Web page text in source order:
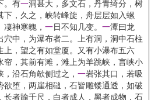
。有一洞甚大，多文石，丹青绮分，树
，久之，峡转峰旋，舟层层如入螺
神寒魄， 一日不知几变。 一潭曰龙
中，为瀑布者二。上有洞，洞中石柱
，望之有如堂厦。又有小瀑布五六
，其前有滩，滩上为羊跳峡，言峡小
，沿石角欹侧过之， 一岩张其口，若吸
堕，两崖相磓，石皆雕镂通透，如破
者踰千尺，白者成人，黑者成物，石